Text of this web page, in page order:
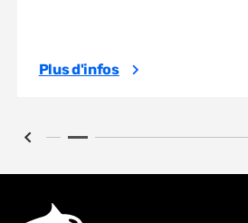
Plus d'infos